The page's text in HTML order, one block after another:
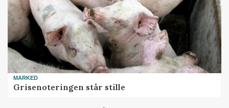
MARKED
Grisenoteringen står stille